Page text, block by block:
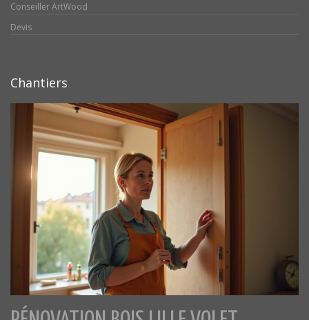
Conseiller ArtWood
Devis
Chantiers